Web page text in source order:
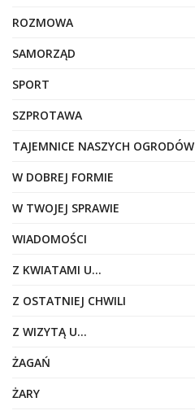
ROZMOWA
SAMORZĄD
SPORT
SZPROTAWA
TAJEMNICE NASZYCH OGRODÓW
W DOBREJ FORMIE
W TWOJEJ SPRAWIE
WIADOMOŚCI
Z KWIATAMI U…
Z OSTATNIEJ CHWILI
Z WIZYTĄ U…
ŻAGAŃ
ŻARY